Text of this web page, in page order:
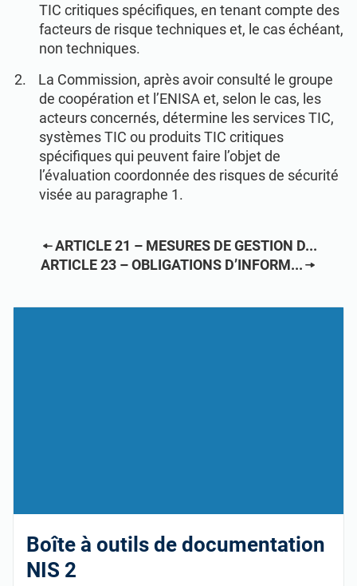
ISO 20000
ISO 17025
IATF 16949
Administration
Dispositifs médicaux
Aéronautique
Laboratoires
TIC critiques spécifiques, en tenant compte des
facteurs de risque techniques et, le cas échéant,
non techniques.
La Commission, après avoir consulté le groupe
de coopération et l’ENISA et, selon le cas, les
acteurs concernés, détermine les services TIC,
systèmes TIC ou produits TIC critiques
spécifiques qui peuvent faire l’objet de
l’évaluation coordonnée des risques de sécurité
visée au paragraphe 1.
ARTICLE 21 – MESURES DE GESTION D...
ARTICLE 23 – OBLIGATIONS D’INFORM...
Boîte à outils de documentation
NIS 2